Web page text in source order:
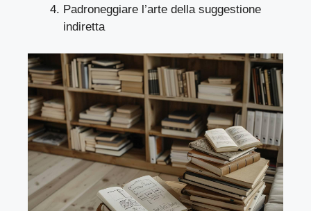
Padroneggiare l’arte della suggestione
indiretta